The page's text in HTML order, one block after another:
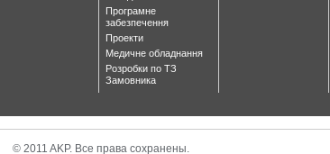
Програмне
забезпечення
Проекти
Медичне обладнання
Розробки по ТЗ
Замовника
© 2011 AKP. Все права сохранены.